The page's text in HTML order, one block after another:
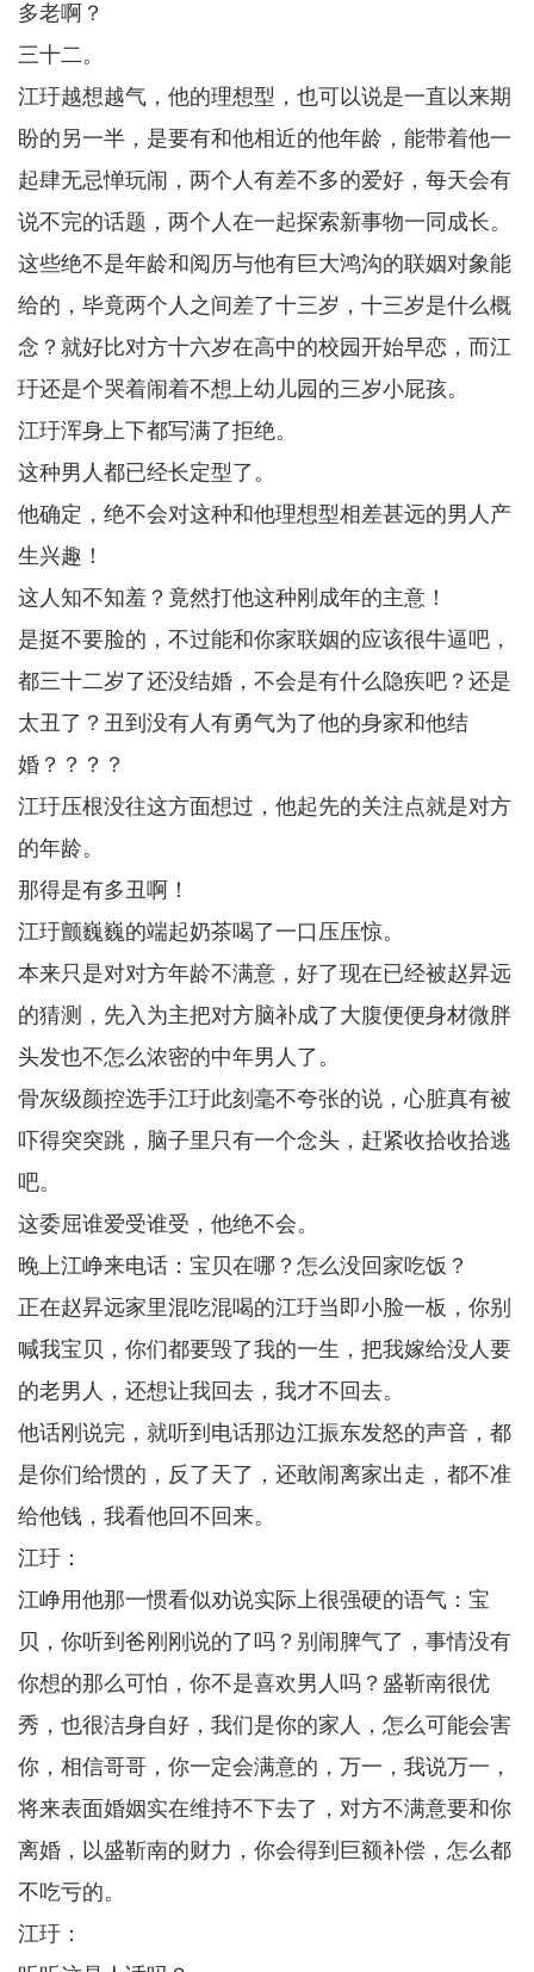
多老啊？
三十二。
江玗越想越气，他的理想型，也可以说是一直以来期
盼的另一半，是要有和他相近的他年龄，能带着他一
起肆无忌惮玩闹，两个人有差不多的爱好，每天会有
说不完的话题，两个人在一起探索新事物一同成长。
这些绝不是年龄和阅历与他有巨大鸿沟的联姻对象能
给的，毕竟两个人之间差了十三岁，十三岁是什么概
念？就好比对方十六岁在高中的校园开始早恋，而江
玗还是个哭着闹着不想上幼儿园的三岁小屁孩。
江玗浑身上下都写满了拒绝。
这种男人都已经长定型了。
他确定，绝不会对这种和他理想型相差甚远的男人产
生兴趣！
这人知不知羞？竟然打他这种刚成年的主意！
是挺不要脸的，不过能和你家联姻的应该很牛逼吧，
都三十二岁了还没结婚，不会是有什么隐疾吧？还是
太丑了？丑到没有人有勇气为了他的身家和他结
婚？？？？
江玗压根没往这方面想过，他起先的关注点就是对方
的年龄。
那得是有多丑啊！
江玗颤巍巍的端起奶茶喝了一口压压惊。
本来只是对对方年龄不满意，好了现在已经被赵昇远
的猜测，先入为主把对方脑补成了大腹便便身材微胖
头发也不怎么浓密的中年男人了。
骨灰级颜控选手江玗此刻毫不夸张的说，心脏真有被
吓得突突跳，脑子里只有一个念头，赶紧收拾收拾逃
吧。
这委屈谁爱受谁受，他绝不会。
晚上江峥来电话：宝贝在哪？怎么没回家吃饭？
正在赵昇远家里混吃混喝的江玗当即小脸一板，你别
喊我宝贝，你们都要毁了我的一生，把我嫁给没人要
的老男人，还想让我回去，我才不回去。
他话刚说完，就听到电话那边江振东发怒的声音，都
是你们给惯的，反了天了，还敢闹离家出走，都不准
给他钱，我看他回不回来。
江玗：
江峥用他那一惯看似劝说实际上很强硬的语气：宝
贝，你听到爸刚刚说的了吗？别闹脾气了，事情没有
你想的那么可怕，你不是喜欢男人吗？盛靳南很优
秀，也很洁身自好，我们是你的家人，怎么可能会害
你，相信哥哥，你一定会满意的，万一，我说万一，
将来表面婚姻实在维持不下去了，对方不满意要和你
离婚，以盛靳南的财力，你会得到巨额补偿，怎么都
不吃亏的。
江玗：